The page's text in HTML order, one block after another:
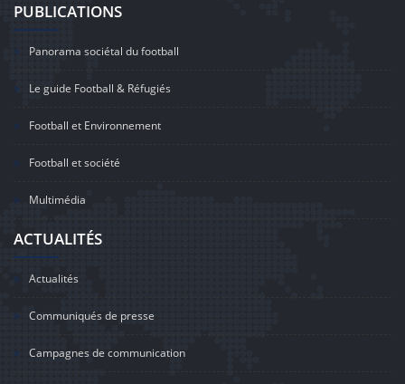
PUBLICATIONS
Panorama sociétal du football
Le guide Football & Réfugiés
Football et Environnement
Football et société
Multimédia
ACTUALITÉS
Actualités
Communiqués de presse
Campagnes de communication